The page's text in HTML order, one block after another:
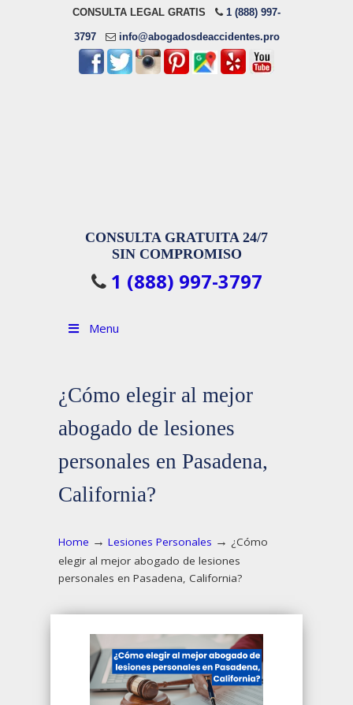
CONSULTA LEGAL GRATIS 1 (888) 997-
3797 info@abogadosdeaccidentes.pro
CONSULTA GRATUITA 24/7
SIN COMPROMISO
1 (888) 997-3797
Menu
¿Cómo elegir al mejor
abogado de lesiones
personales en Pasadena,
California?
Home → Lesiones Personales → ¿Cómo
elegir al mejor abogado de lesiones
personales en Pasadena, California?